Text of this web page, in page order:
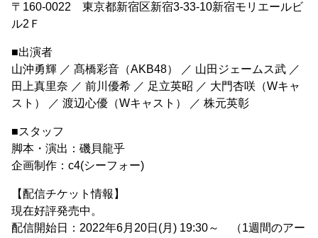
〒160-0022 東京都新宿区新宿3-33-10新宿モリエールビ
ル2Ｆ
■出演者
山沖勇輝 ／ 髙橋彩音（AKB48） ／ 山田ジェームス武 ／
田上真里奈 ／ 前川優希 ／ 足立英昭 ／ 大門杏咲（Wキャ
スト） ／ 渡辺心優（Wキャスト） ／ 株元英彰
■スタッフ
脚本・演出：磯貝龍乎
企画制作：c4(シーフォー)
【配信チケット情報】
現在好評発売中。
配信開始日：2022年6月20日(月) 19:30～ （1週間のアー